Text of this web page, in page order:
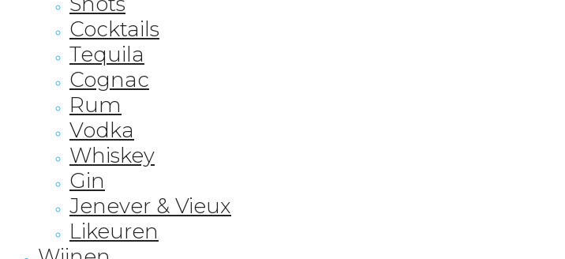
Cocktails
Tequila
Cognac
Rum
Vodka
Whiskey
Gin
Jenever & Vieux
Likeuren